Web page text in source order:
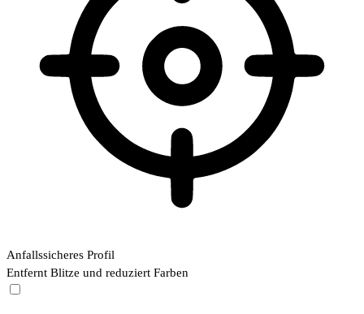
Anfallssicheres Profil
Entfernt Blitze und reduziert Farben